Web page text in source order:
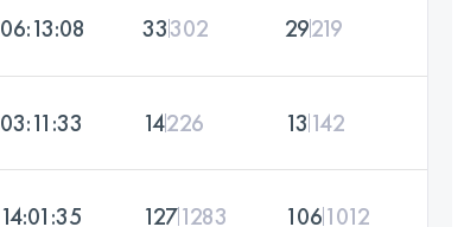
06:13:08 33302 29219
03:11:33 14226 13 142
14:01:35 1271283 1061012